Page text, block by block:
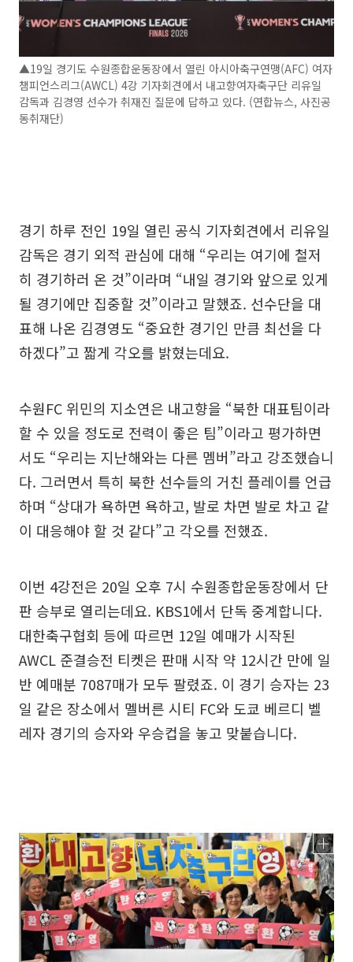
▲19일 경기도 수원종합운동장에서 열린 아시아축구연맹(AFC) 여자
챔피언스리그(AWCL) 4강 기자회견에서 내고향여자축구단 리유일
감독과 김경영 선수가 취재진 질문에 답하고 있다. (연합뉴스, 사진공
동취재단)
경기 하루 전인 19일 열린 공식 기자회견에서 리유일
감독은 경기 외적 관심에 대해 “우리는 여기에 철저
히 경기하러 온 것”이라며 “내일 경기와 앞으로 있게
될 경기에만 집중할 것”이라고 말했죠. 선수단을 대
표해 나온 김경영도 “중요한 경기인 만큼 최선을 다
하겠다”고 짧게 각오를 밝혔는데요.
수원FC 위민의 지소연은 내고향을 “북한 대표팀이라
할 수 있을 정도로 전력이 좋은 팀”이라고 평가하면
서도 “우리는 지난해와는 다른 멤버”라고 강조했습니
다. 그러면서 특히 북한 선수들의 거친 플레이를 언급
하며 “상대가 욕하면 욕하고, 발로 차면 발로 차고 같
이 대응해야 할 것 같다”고 각오를 전했죠.
이번 4강전은 20일 오후 7시 수원종합운동장에서 단
판 승부로 열리는데요. KBS1에서 단독 중계합니다.
대한축구협회 등에 따르면 12일 예매가 시작된
AWCL 준결승전 티켓은 판매 시작 약 12시간 만에 일
반 예매분 7087매가 모두 팔렸죠. 이 경기 승자는 23
일 같은 장소에서 멜버른 시티 FC와 도쿄 베르디 벨
레자 경기의 승자와 우승컵을 놓고 맞붙습니다.